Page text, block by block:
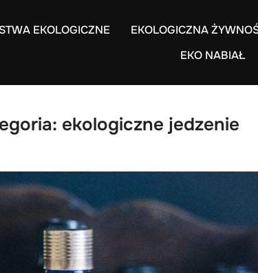
EKOLOGICZNE EKOLOGICZNA
EKO NABIAŁ
ekologiczne jedzenie